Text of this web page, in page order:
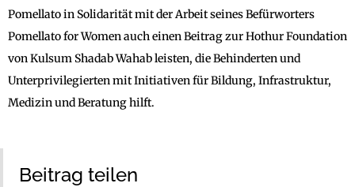
Pomellato in Solidarität mit der Arbeit seines Befürworters
Pomellato for Women auch einen Beitrag zur Hothur Foundation
von Kulsum Shadab Wahab leisten, die Behinderten und
Unterprivilegierten mit Initiativen für Bildung, Infrastruktur,
Medizin und Beratung hilft.
Beitrag teilen